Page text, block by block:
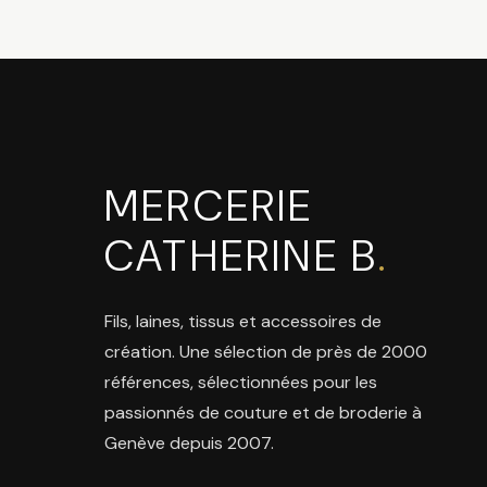
MERCERIE
CATHERINE B.
Fils, laines, tissus et accessoires de
création. Une sélection de près de 2000
références, sélectionnées pour les
passionnés de couture et de broderie à
Genève depuis 2007.